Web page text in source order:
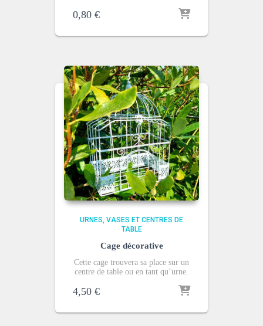
0,80 €
URNES VASES ET CENTRES DE
TABLE
Cage décorative
Cette cage trouvera sa place sur un
centre de table ou en tant qu’urne.
4,50 €